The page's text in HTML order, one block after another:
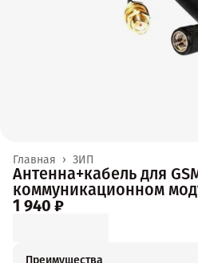
ЗИП
Главная ›
Антенна+кабель для
коммуникационном
1 940 ₽
Преимущества